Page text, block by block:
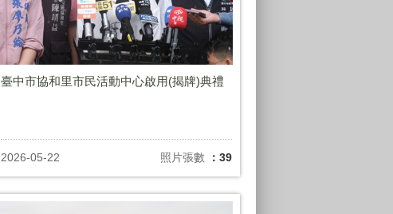
臺中市協和里市民活動中心啟用(揭牌)典禮
2026-05-22 照片張數 ：39